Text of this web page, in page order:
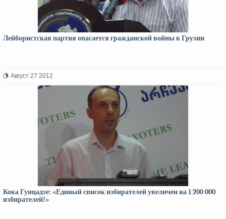
Лейбористская партия опасается гражданской войны в Грузии
Август 27 2012
Кока Гунцадзе: «Единый список избирателей увеличен на 1 200 000
избирателей!»